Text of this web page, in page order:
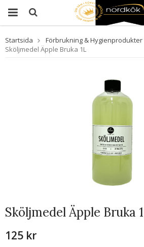
Startsida
Förbrukning & Hygienprodukter
Sköljmedel Äpple Bruka 1L
Sköljmedel Äpple Bruka
125 kr